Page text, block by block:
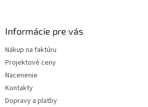
Informácie pre vás
Nákup na faktúru
Projektové ceny
Nacenenie
Kontakty
Dopravy a platby